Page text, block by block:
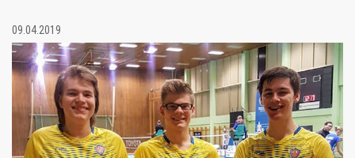
09.04.2019